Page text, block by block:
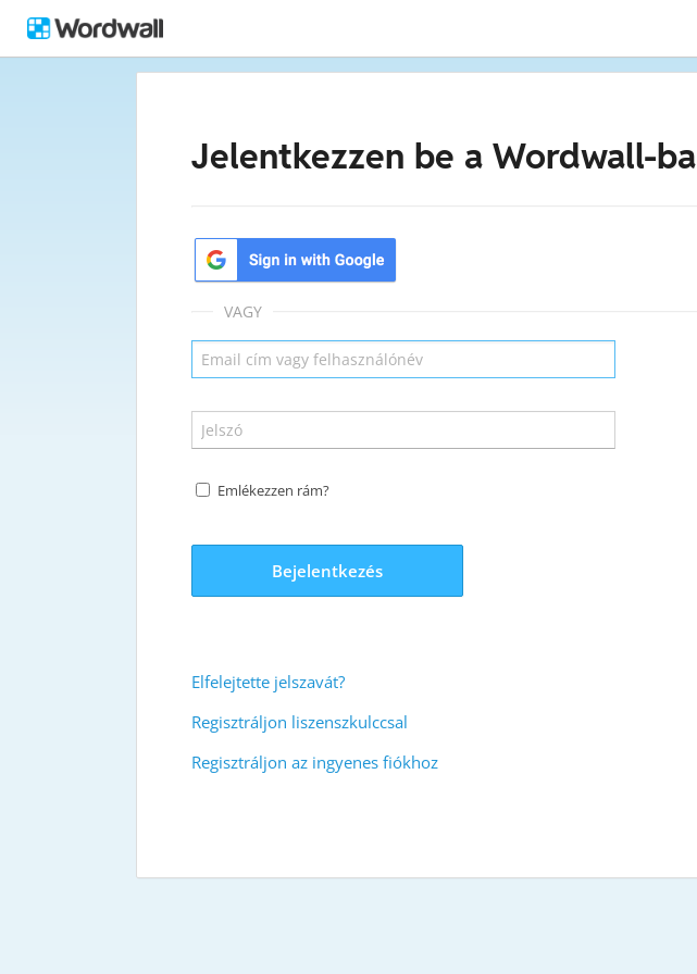
Jelentkezzen be a Wordwall-ba
VAGY
Emlékezzen rám?
Bejelentkezés
Elfelejtette jelszavát?
Regisztráljon liszenszkulccsal
Regisztráljon az ingyenes fiókhoz